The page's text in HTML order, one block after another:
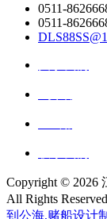
0511-
0511-
Copyright © 2026
All Rights
到公海,赌船设计